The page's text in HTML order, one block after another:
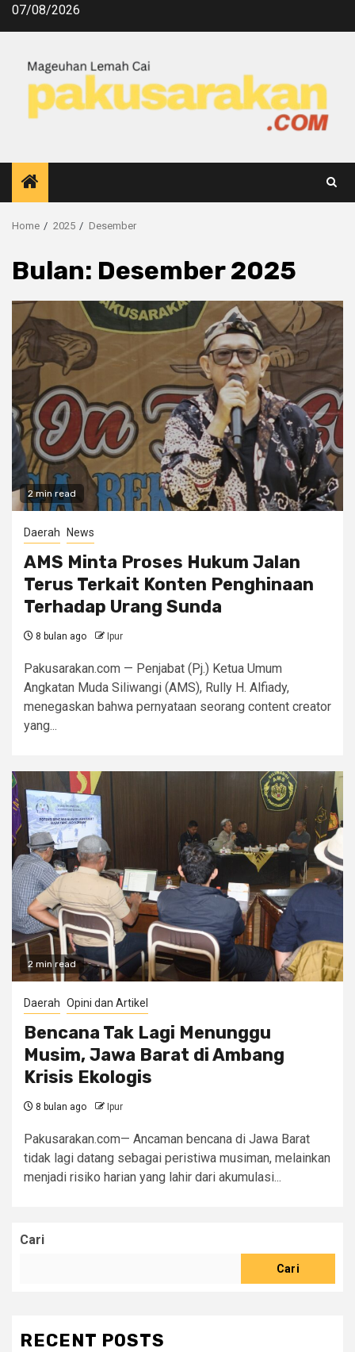
07/08/2026
Home 2025 Desember
Bulan: Desember 2025
2 min read
Daerah News
AMS Minta Proses Hukum Jalan
Terus Terkait Konten Penghinaan
Terhadap Urang Sunda
8 bulan ago Ipur
Pakusarakan.com — Penjabat (Pj.) Ketua Umum
Angkatan Muda Siliwangi (AMS), Rully H. Alfiady,
menegaskan bahwa pernyataan seorang content creator
yang...
2 min read
Daerah Opini dan Artikel
Bencana Tak Lagi Menunggu
Musim, Jawa Barat di Ambang
Krisis Ekologis
8 bulan ago Ipur
Pakusarakan.com— Ancaman bencana di Jawa Barat
tidak lagi datang sebagai peristiwa musiman, melainkan
menjadi risiko harian yang lahir dari akumulasi...
Cari
Cari
RECENT POSTS